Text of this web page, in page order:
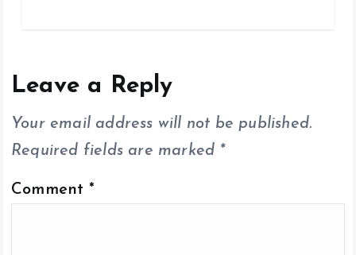
o
p
p
Leave a Reply
Your email address will not be published.
Required fields are marked *
Comment *